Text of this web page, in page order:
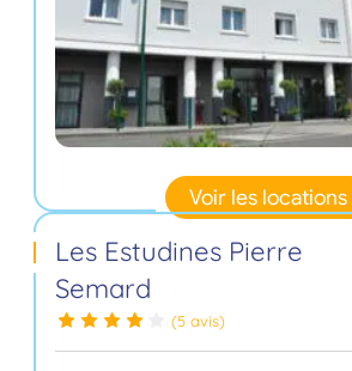
Voir les locations
Les Estudines Pierre
Semard
(5 avis)